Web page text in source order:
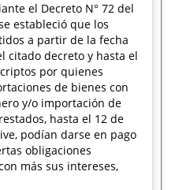
el Decreto N° 72 del
estableció que los
a partir de la fecha
citado decreto y hasta el
por quienes
de bienes con
y/o importación de
hasta el 12 de
podían darse en pago
obligaciones
más sus intereses,